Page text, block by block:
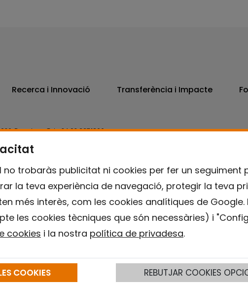
no trobaràs publicitat ni cookies per fer un
la teva experiència de navegació, protegir la teva
més interès, com les cookies analítiques de
les cookies tècniques que són necessàries) i
cookies i la nostra política de privadesa.
COOKIES REBUTJAR COOKIES
Recerca i Innovació Transferència i Impacte
Barcelona.Tel.+34 93 227 1806